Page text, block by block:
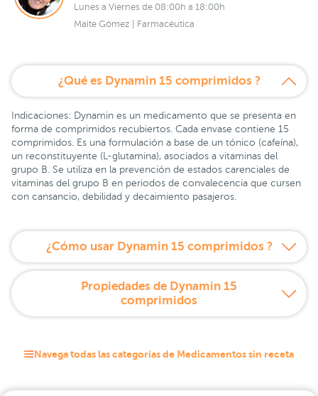
Lunes a Viernes de 08:00h a 18:00h
Maite Gómez | Farmacéutica
¿Qué es Dynamin 15 comprimidos ?
Indicaciones: Dynamin es un medicamento que se presenta en
forma de comprimidos recubiertos. Cada envase contiene 15
comprimidos. Es una formulación a base de un tónico (cafeína),
un reconstituyente (L-glutamina), asociados a vitaminas del
grupo B. Se utiliza en la prevención de estados carenciales de
vitaminas del grupo B en periodos de convalecencia que cursen
con cansancio, debilidad y decaimiento pasajeros.
¿Cómo usar Dynamin 15 comprimidos ?
Propiedades de Dynamin 15
comprimidos
Navega todas las categorías de Medicamentos sin receta